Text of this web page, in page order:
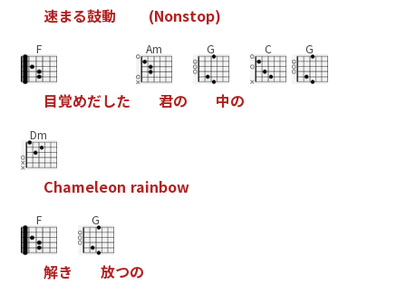
速まる鼓動 (Nonstop)
F
目覚めだした
Am
君の
G
中の
C G
Dm
Chameleon rainbow
F
解き
G
放つの